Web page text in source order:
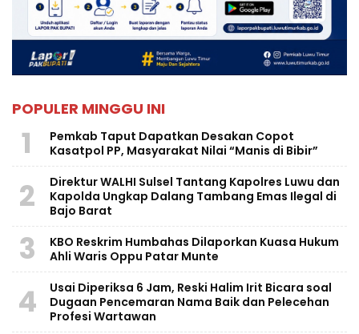
POPULER MINGGU INI
1
Pemkab Taput Dapatkan Desakan Copot
Kasatpol PP, Masyarakat Nilai “Manis di Bibir”
2
Direktur WALHI Sulsel Tantang Kapolres Luwu dan
Kapolda Ungkap Dalang Tambang Emas Ilegal di
Bajo Barat
3
KBO Reskrim Humbahas Dilaporkan Kuasa Hukum
Ahli Waris Oppu Patar Munte
4
Usai Diperiksa 6 Jam, Reski Halim Irit Bicara soal
Dugaan Pencemaran Nama Baik dan Pelecehan
Profesi Wartawan